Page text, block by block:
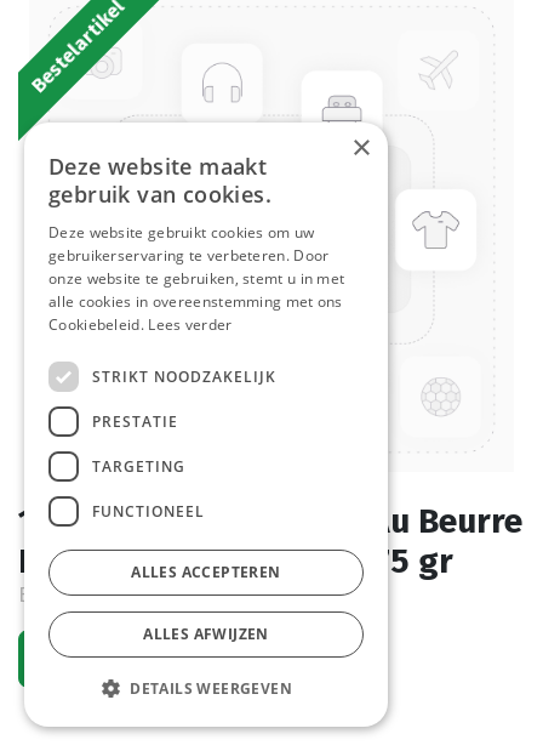
Bestelartikel
1591 Pain Au Chocolat Au Beurre
Royal La Lorraine 70 x 75 gr
Bestelartikel
Vraag een account aan
×
Deze website maakt
gebruik van cookies.
Deze website gebruikt cookies om uw
gebruikerservaring te verbeteren. Door
onze website te gebruiken, stemt u in met
alle cookies in overeenstemming met ons
Cookiebeleid. Lees verder
STRIKT NOODZAKELIJK
PRESTATIE
TARGETING
FUNCTIONEEL
ALLES ACCEPTEREN
ALLES AFWIJZEN
DETAILS WEERGEVEN